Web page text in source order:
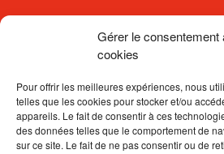
Gérer le consentement
cookies
Pour offrir les meilleures expériences, nous
telles que les cookies pour stocker et/ou
appareils. Le fait de consentir à ces
des données telles que le comportement de
sur ce site. Le fait de ne pas consentir ou de